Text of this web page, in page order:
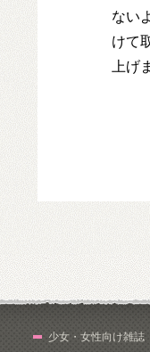
ない
けて
上げ
少女・女性向け雑誌